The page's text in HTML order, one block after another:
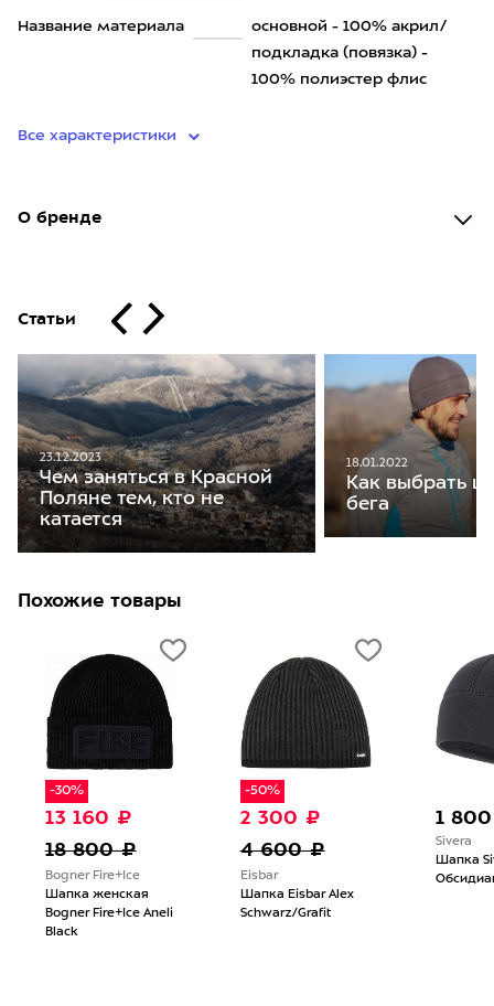
Название материала
основной - 100% акрил/
подкладка (повязка) -
100% полиэстер флис
Все характеристики
О бренде
Статьи
23.12.2023
Чем заняться в Красной
Поляне тем, кто не
катается
18.01.2022
Как выбрать
бега
Похожие товары
-30%
13 160 ₽
18 800 ₽
Bogner Fire+Ice
Шапка женская
Bogner Fire+Ice Aneli
Black
-50%
2 300 ₽
4 600 ₽
Eisbar
Шапка Eisbar Alex
Schwarz/Grafit
1
Sivera
Шапка